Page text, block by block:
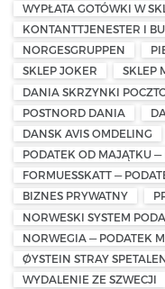
WYPŁATA GOTÓWKI W
KONTANTTJENESTER I
NORGESGRUPPEN
SKLEP JOKER
SKLEP
DANIA SKRZYNKI
POSTNORD DANIA
DANSK AVIS OMDELING
PODATEK OD MAJĄTKU
FORMUESSKATT —
BIZNES PRYWATNY
NORWESKI SYSTEM
NORWEGIA — PODATEK
ØYSTEIN STRAY
WYDALENIE ZE SZWECJI